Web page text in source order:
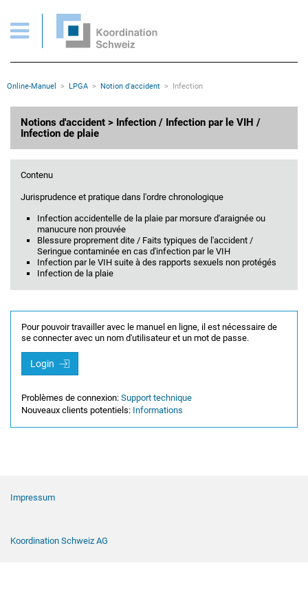
Pages importantes
Page d'accueil
Contenu
Plan du site
Rootline
Online-Manuel LPGA Notion d'accident Infection
Notions d'accident > Infection / Infection par le VIH /
Infection de plaie
Contenu
Jurisprudence et pratique dans l'ordre chronologique
Infection accidentelle de la plaie par morsure d'araignée ou
manucure non prouvée
Blessure proprement dite / Faits typiques de l'accident /
Seringue contaminée en cas d'infection par le VIH
Infection par le VIH suite à des rapports sexuels non protégés
Infection de la plaie
Pour pouvoir travailler avec le manuel en ligne, il est nécessaire de
se connecter avec un nom d'utilisateur et un mot de passe.
Login
Problèmes de connexion: Support technique
Nouveaux clients potentiels: Informations
Impressum
Koordination Schweiz AG